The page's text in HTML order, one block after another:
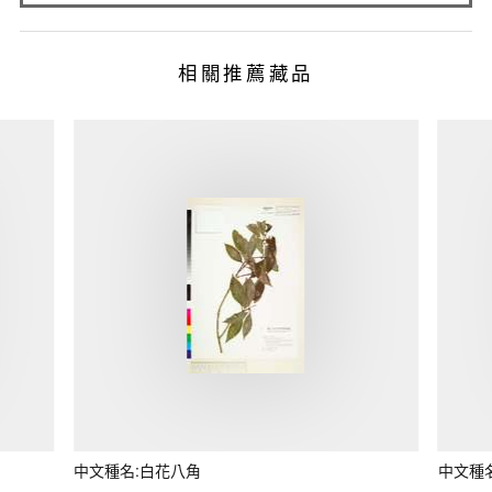
相關推薦藏品
中文種名:白花八角 中文種